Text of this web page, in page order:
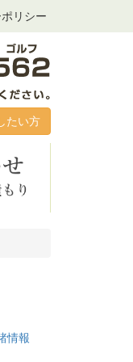
リシー
たい方
情報